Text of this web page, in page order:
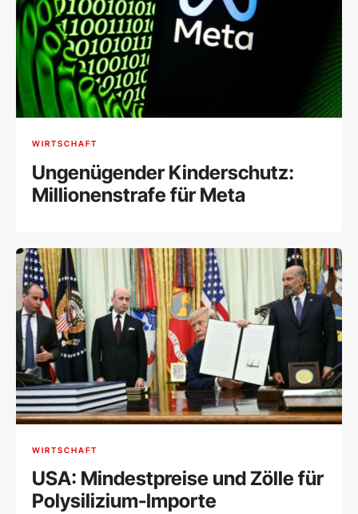
WIRTSCHAFT
Ungenügender Kinderschutz:
Millionenstrafe für Meta
WIRTSCHAFT
USA: Mindestpreise und Zölle für
Polysilizium-Importe